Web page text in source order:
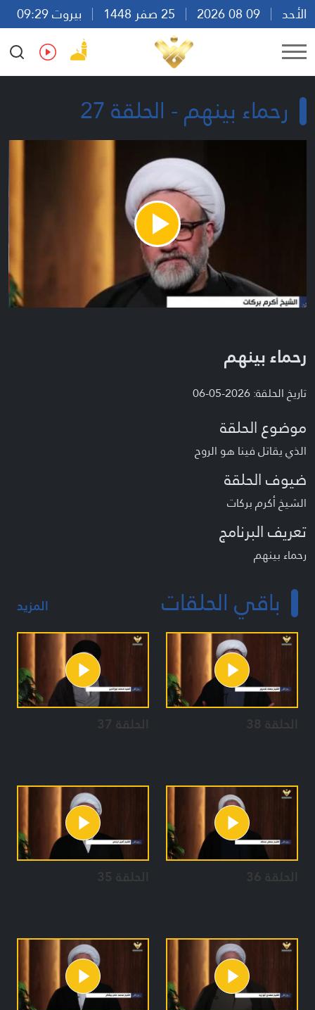
الأحد
بيروت 09:29
Ar
En Fr Es
رحماء بينهم - الحلقة 27
Play
Video
رحماء بينهم
تاريخ الحلقة: 2026-05-06
موضوع الحلقة
الذي يقاتل فينا هو الروح
ضيوف الحلقة
الشيخ أكرم بركات
تعريف البرنامج
رحماء بينهم
باقي الحلقات المزيد
الحلقة 38 الحلقة 37
الحلقة 36 الحلقة 35